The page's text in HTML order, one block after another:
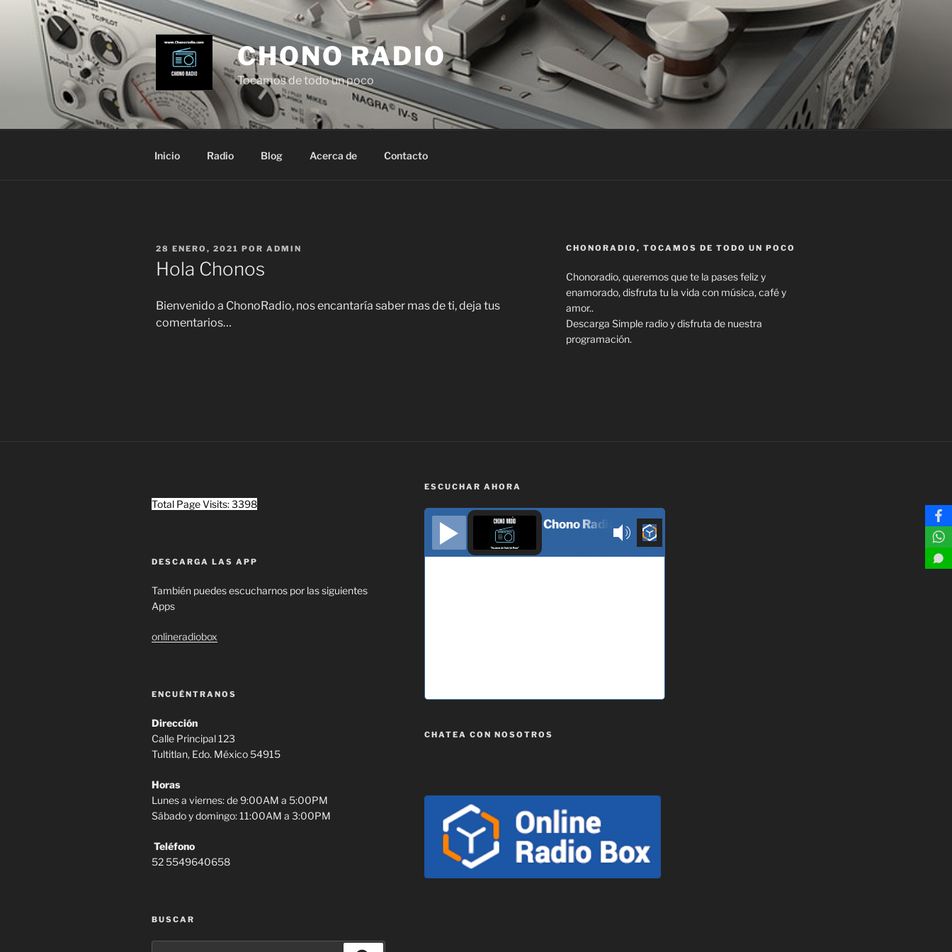
contenido
CHONO RADIO
Tocamos de todo un poco
Inicio Radio Blog Acerca de Contacto
PUBLICADO
EN
28 ENERO, 2021 POR ADMIN
Hola Chonos
Bienvenido a ChonoRadio, nos encantaría saber mas de ti, deja tus
comentarios…
CHONORADIO, TOCAMOS DE TODO UN POCO
Chonoradio, queremos que te la pases feliz y
enamorado, disfruta tu la vida con música, café y
amor..
Descarga Simple radio y disfruta de nuestra
programación.
Total Page Visits: 3398
DESCARGA LAS APP
También puedes escucharnos por las siguientes
Apps
onlineradiobox
ENCUÉNTRANOS
Dirección
Calle Principal 123
Tultitlan, Edo. México 54915
Horas
Lunes a viernes: de 9:00AM a 5:00PM
Sábado y domingo: 11:00AM a 3:00PM
Teléfono
52 5549640658
BUSCAR
ESCUCHAR AHORA
Chono Radio
CHATEA CON NOSOTROS